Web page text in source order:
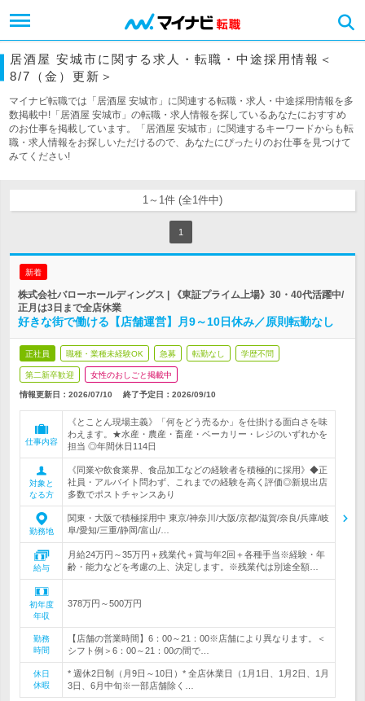
居酒屋 安城市に関する求人・転職・中途採用情報＜
8/7（金）更新＞
マイナビ転職では「居酒屋 安城市」に関連する転職・求人・中途採用情報を多
数掲載中!「居酒屋 安城市」の転職・求人情報を探しているあなたにおすすめ
のお仕事を掲載しています。「居酒屋 安城市」に関連するキーワードからも転
職・求人情報をお探しいただけるので、あなたにぴったりのお仕事を見つけて
みてください!
1～1件 (全1件中)
1
新着
株式会社バローホールディングス | 《東証プライム上場》30・40代活躍中/
正月は3日まで全店休業
好きな街で働ける【店舗運営】月9～10日休み／原則転勤なし
正社員 職種・業種未経験OK 急募 転勤なし 学歴不問
第二新卒歓迎 女性のおしごと掲載中
情報更新日：2026/07/10 終了予定日： 2026/09/10
仕事内容
《とことん現場主義》「何をどう売るか」を仕掛ける面白さを味
わえます。★水産・農産・畜産・ベーカリー・レジのいずれかを
担当 ◎年間休日114日
対象と
なる方
《同業や飲食業界、食品加工などの経験者を積極的に採用》◆正
社員・アルバイト問わず、これまでの経験を高く評価◎新規出店
多数でポストチャンスあり
勤務地
関東・大阪で積極採用中 東京/神奈川/大阪/京都/滋賀/奈良/兵庫/岐
阜/愛知/三重/静岡/富山/…
給与
月給24万円～35万円＋残業代＋賞与年2回＋各種手当※経験・年
齢・能力などを考慮の上、決定します。※残業代は別途全額…
初年度
年収
378万円～500万円
勤務
時間
【店舗の営業時間】6：00～21：00※店舗により異なります。＜
シフト例＞6：00～21：00の間で…
休日
休暇
* 週休2日制（月9日～10日）* 全店休業日（1月1日、1月2日、1月
3日、6月中旬※一部店舗除く…